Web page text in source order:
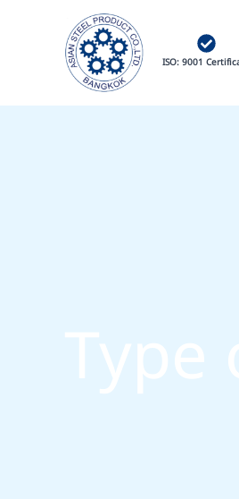
ISO: 9001
Type